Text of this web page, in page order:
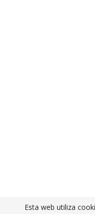
Esta web utiliza